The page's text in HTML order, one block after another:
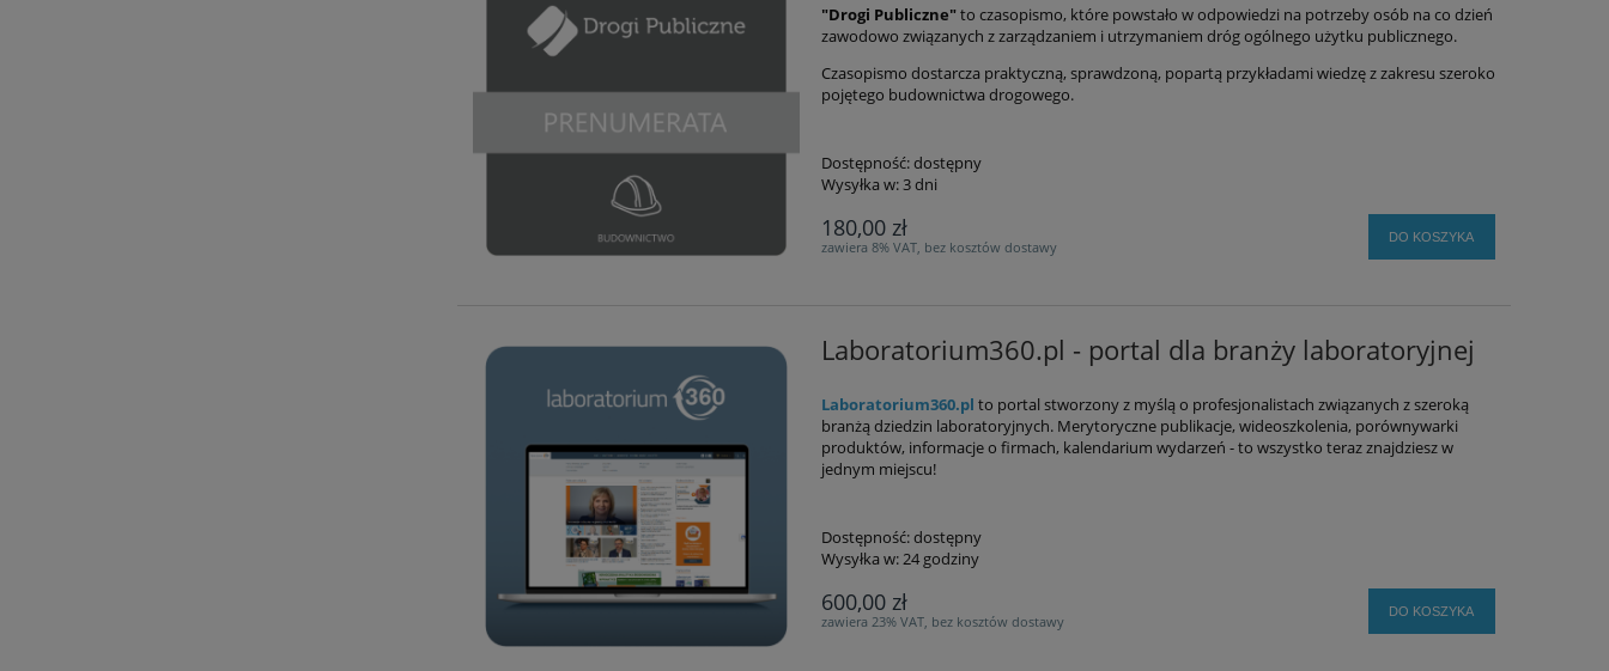
"Drogi Publiczne"to czasopismo, które powstało w odpowiedzi na potrzeby osób na co dzień
zawodowo związanych z zarządzaniem i utrzymaniem dróg ogólnego użytku publicznego.
Czasopismo dostarcza praktyczną, sprawdzoną, popartą przykładami wiedzę z zakresu szeroko
pojętego budownictwa drogowego.
Dostępność:dostępny
Wysyłka w:3 dni
180,00 zł
zawiera 8% VAT, bez kosztów dostawy
DO KOSZYKA
Laboratorium360.pl - portal dla branży laboratoryjnej
Laboratorium360.pl to portal stworzony z myślą o profesjonalistach związanych z szeroką
branżą dziedzin laboratoryjnych. Merytoryczne publikacje, wideoszkolenia, porównywarki
produktów, informacje o firmach, kalendarium wydarzeń - to wszystko teraz znajdziesz w
jednym miejscu!
Dostępność:dostępny
Wysyłka w:24 godziny
600,00 zł
zawiera 23% VAT, bez kosztów dostawy
DO KOSZYKA